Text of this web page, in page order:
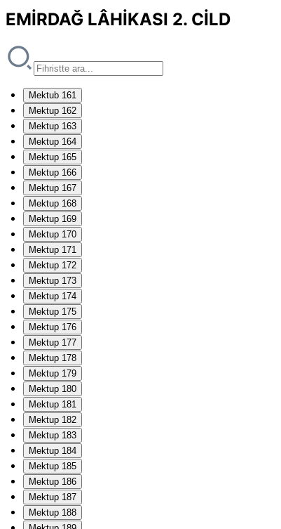
EMİRDAĞ LÂHİKASI 2. CİLD
Mektub 161
Mektup 162
Mektup 163
Mektup 164
Mektup 165
Mektup 166
Mektup 167
Mektup 168
Mektup 169
Mektup 170
Mektup 171
Mektup 172
Mektup 173
Mektup 174
Mektup 175
Mektup 176
Mektup 177
Mektup 178
Mektup 179
Mektup 180
Mektup 181
Mektup 182
Mektup 183
Mektup 184
Mektup 185
Mektup 186
Mektup 187
Mektup 188